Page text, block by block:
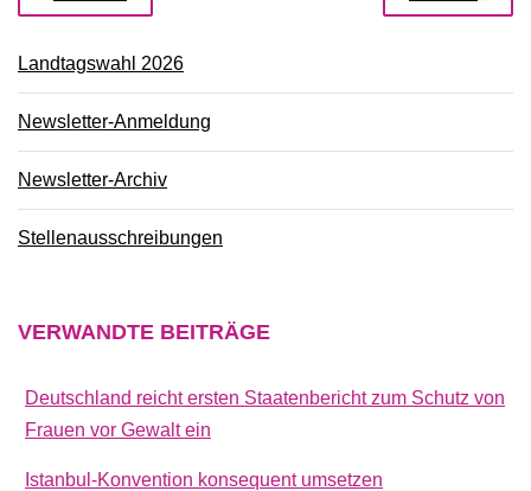
Landtagswahl 2026
Newsletter-Anmeldung
Newsletter-Archiv
Stellenausschreibungen
VERWANDTE BEITRÄGE
Deutschland reicht ersten Staatenbericht zum Schutz von
Frauen vor Gewalt ein
Istanbul-Konvention konsequent umsetzen